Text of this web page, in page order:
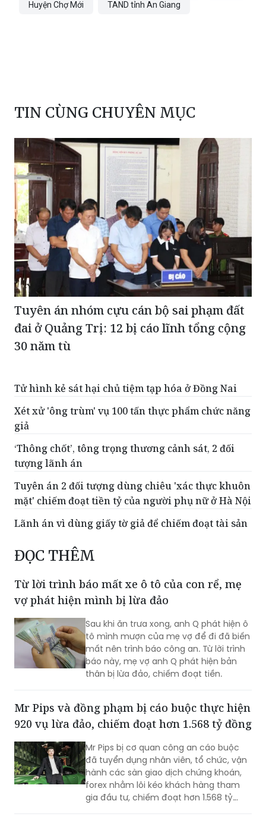
TIN CÙNG CHUYÊN MỤC
Tuyên án nhóm cựu cán bộ sai phạm đất
30 năm tù
Tử hình kẻ sát hại chủ tiệm tạp hóa ở Đồng Nai
Xét xử 'ông trùm' vụ 100 tấn thực phẩm chức năng
giả
‘Thông chốt’, tông trọng thương cảnh sát, 2 đối
tượng lãnh án
Tuyên án 2 đối tượng dùng chiêu 'xác thực khuôn
Lãnh án vì dùng giấy tờ giả để chiếm đoạt tài sản
ĐỌC THÊM
Từ lời trình báo mất xe ô tô của con rể, mẹ
vợ phát hiện mình bị lừa đảo
Sau khi ăn trưa xong, anh Q phát hiện ô
tô mình mượn của mẹ vợ để đi đã biến
báo này, mẹ vợ anh Q phát hiện bản
thân bị lừa đảo, chiếm đoạt tiền.
Mr Pips và đồng phạm bị cáo buộc thực hiện
920 vụ lừa đảo, chiếm đoạt hơn 1.568 tỷ đồng
Mr Pips bị cơ quan công an cáo buộc
đã tuyển dụng nhân viên, tổ chức, vận